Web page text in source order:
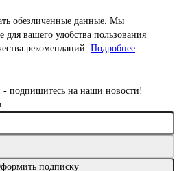
обезличенные данные. Мы
вашего удобства пользования
рекомендаций. Подробнее
- подпишитесь на наши новости!
подписку